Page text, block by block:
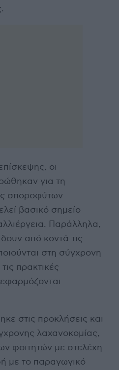
οι
για τη
σποροφύτων
βασικό σημείο
Παράλληλα,
από κοντά τις
στη σύγχρονη
πρακτικές
στις προκλήσεις και
λαχανοκομίας,
φοιτητών με στελέχη
με το παραγωγικό